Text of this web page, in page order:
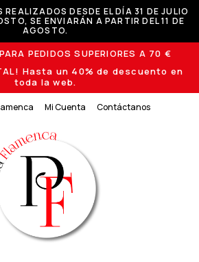
DESDE EL DÍA 31 DE JULIO
SE ENVIARÁN A PARTIR DEL 11 DE
AGOSTO.
PEDIDOS SUPERIORES A 70 €
Hasta un 40% de descuento en
toda la web.
Mi Cuenta Contáctanos